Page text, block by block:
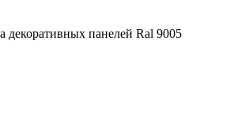
декоративных панелей Ral 9005